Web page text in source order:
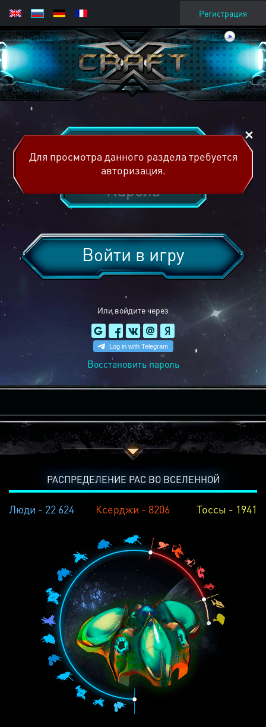
Регистрация
Или войдите через
Войти в игру
Восстановить пароль
Для просмотра данного раздела требуется
авторизация.
РАСПРЕДЕЛЕНИЕ РАС ВО ВСЕЛЕННОЙ
Люди - 22 624 Ксерджи - 8206 Тоссы - 1941